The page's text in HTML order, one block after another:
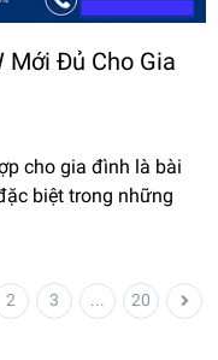
Mới Đủ Cho Gia
cho gia đình là bài
biệt trong những
2 3 ... 20